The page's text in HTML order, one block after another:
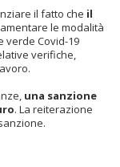
il fatto che il
le modalità
verde Covid-19
verifiche,
una sanzione
. La reiterazione